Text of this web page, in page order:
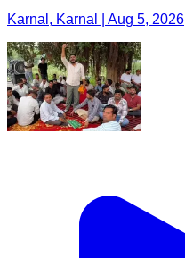
Karnal, Karnal | Aug 5, 2026